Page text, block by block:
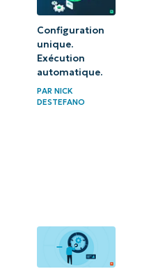
Configuration
unique.
Exécution
automatique.
PAR NICK
DESTEFANO